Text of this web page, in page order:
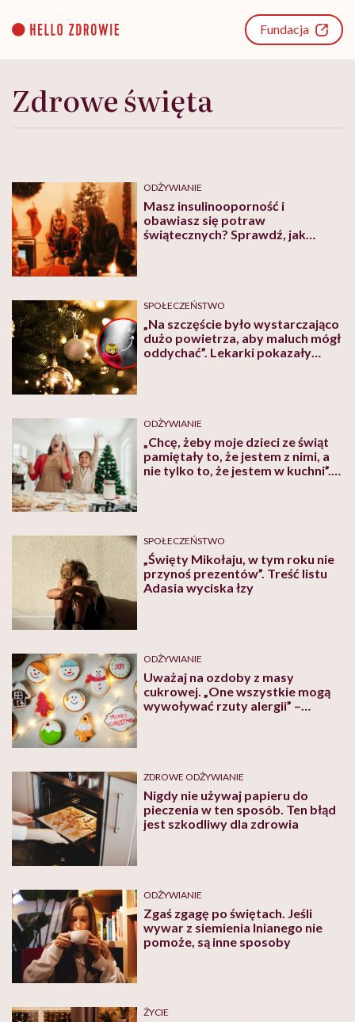
content
Fundacja
Zdrowe święta
ODŻYWIANIE
Masz insulinooporność i
obawiasz się potraw
świątecznych? Sprawdź, jak
SPOŁECZEŃSTWO
„Na szczęście było wystarczająco
dużo powietrza, aby maluch mógł
oddychać”. Lekarki pokazały
ODŻYWIANIE
„Chcę, żeby moje dzieci ze świąt
pamiętały to, że jestem z nimi, a
nie tylko to, że jestem w kuchni”.
SPOŁECZEŃSTWO
„Święty Mikołaju, w tym roku nie
przynoś prezentów”. Treść listu
Adasia wyciska łzy
ODŻYWIANIE
Uważaj na ozdoby z masy
cukrowej. „One wszystkie mogą
wywoływać rzuty alergii” –
ZDROWE ODŻYWIANIE
Nigdy nie używaj papieru do
pieczenia w ten sposób. Ten błąd
jest szkodliwy dla zdrowia
ODŻYWIANIE
Zgaś zgagę po świętach. Jeśli
wywar z siemienia lnianego nie
pomoże, są inne sposoby
ŻYCIE